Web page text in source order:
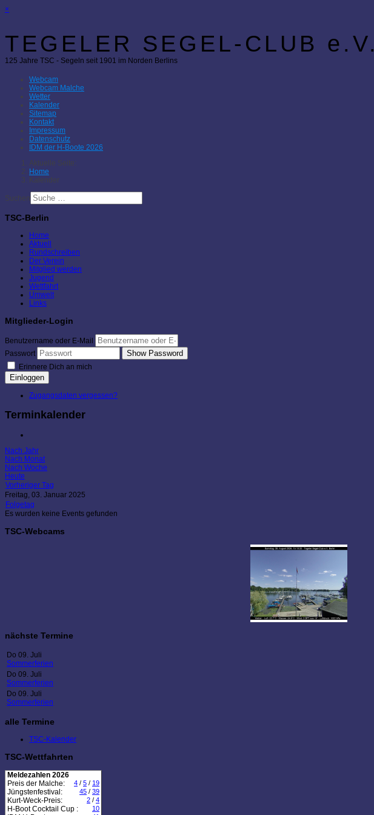
×
TEGELER SEGEL-CLUB e.V.
125 Jahre TSC - Segeln seit 1901 im Norden Berlins
Webcam
Webcam Malche
Wetter
Kalender
Sitemap
Kontakt
Impressum
Datenschutz
IDM der H-Boote 2026
Aktuelle Seite:
Home
Kalender
Suchen
TSC-Berlin
Home
Aktuell
Rundschreiben
Der Verein
Mitglied werden
Jugend
Wettfahrt
Umwelt
Links
Mitglieder-Login
Benutzername oder E-Mail
Passwort
Show Password
Erinnere Dich an mich
Einloggen
Zugangsdaten vergessen?
Terminkalender
Nach Jahr
Nach Monat
Nach Woche
Heute
Vorheriger Tag
Freitag, 03. Januar 2025
Folgetag
Es wurden keine Events gefunden
TSC-Webcams
nächste Termine
Do 09. Juli
Sommerferien
Do 09. Juli
Sommerferien
Do 09. Juli
Sommerferien
alle Termine
TSC-Kalender
TSC-Wettfahrten
Meldezahlen 2026
Preis der Malche:
4 / 5 / 19
Jüngstenfestival: 45 / 39
Kurt-Weck-Preis: 2 / 4
H-Boot Cocktail Cup : 10